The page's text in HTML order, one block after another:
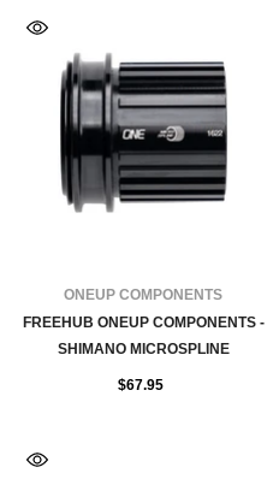
FOURNISSEUR:
ONEUP COMPONENTS
FREEHUB ONEUP COMPONENTS -
SHIMANO MICROSPLINE
$67.95